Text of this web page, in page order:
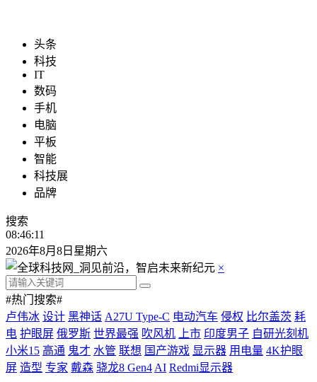
头条
科技
IT
数码
手机
电脑
平板
智能
科技展
品牌
搜索
08:46:11
2026年8月8日星期六
×
#热门搜索#
卢伟冰 设计 黑神话 A27U Type-C 电动汽车 侵权 比尔盖茨 耗
电 护眼屏 俄罗斯 世界最强 吹风机 上市 印度男子 自研光刻机
小米15 高通 鬼才 水管 联想 国产游戏 显示器 用电量 4K护眼
屏 造型 专家 戴森 骁龙8 Gen4AI Redmi显示器